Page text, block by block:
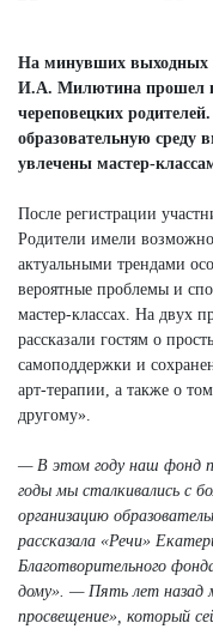
На минувших выходных
И.А. Милютина прошел
череповецких
образовательную среду
увлечены мастер-
После регистрации
Родители имели
актуальными трендами
вероятные проблемы и
мастер-классах. На двух
рассказали гостям о
самоподдержки и
арт-терапии, а также о
другому».
— В этом году наш фонд
годы мы сталкивались с
организацию
рассказала «Речи»
Благотворительного
дому». — Пять лет назад
просвещение», который